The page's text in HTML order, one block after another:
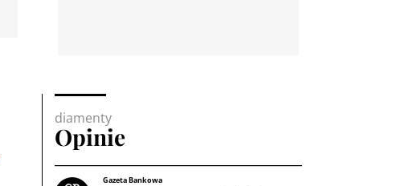
diamenty
Opinie
Gazeta Bankowa